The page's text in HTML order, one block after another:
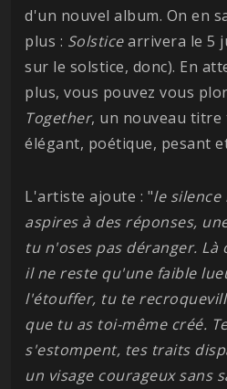
d'un nouvel album. On en
plus : Solsticearrivera le 5
sur le solstice, donc). En
plus, vous pouvez vous
Together, un nouveau titre
élégant, poétique, pesant
L'artiste ajoute : "le
aspires à des réponses,
tu n'oses pas déranger. Là
il ne reste qu'une faible
l'étouffer, tu te
que tu as toi-même créé.
s'estompent, tes traits
un visage courageux sans